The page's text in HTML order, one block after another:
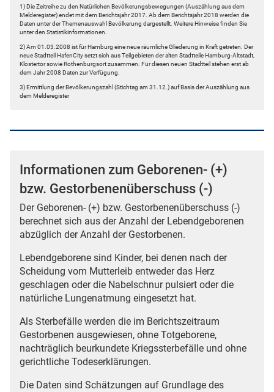
1) Die Zeitreihe zu den Natürlichen Bevölkerungsbewegungen (Auszählung aus dem
Melderegister) endet mit dem Berichtsjahr 2017. Ab dem Berichtsjahr 2018 werden die
Daten unter der Themenauswahl Bevölkerung dargestellt. Weitere Hinweise finden Sie
unter den Statistikinformationen.
2) Am 01.03.2008 ist für Hamburg eine neue räumliche Gliederung in Kraft getreten. Der
neue Stadtteil HafenCity setzt sich aus Teilgebieten der alten Stadtteile Hamburg-Altstadt,
Klostertor sowie Rothenburgsort zusammen. Für diesen neuen Stadtteil stehen erst ab
dem Jahr 2008 Daten zur Verfügung.
3) Ermittlung der Bevölkerungszahl (Stichtag am 31.12.) auf Basis der Auszählung aus
dem Melderegister
Informationen zum Geborenen- (+)
bzw. Gestorbenenüberschuss (-)
Der Geborenen- (+) bzw. Gestorbenenüberschuss (-)
berechnet sich aus der Anzahl der Lebendgeborenen
abzüglich der Anzahl der Gestorbenen.
Lebendgeborene sind Kinder, bei denen nach der
Scheidung vom Mutterleib entweder das Herz
geschlagen oder die Nabelschnur pulsiert oder die
natürliche Lungenatmung eingesetzt hat.
Als Sterbefälle werden die im Berichtszeitraum
Gestorbenen ausgewiesen, ohne Totgeborene,
nachträglich beurkundete Kriegssterbefälle und ohne
gerichtliche Todeserklärungen.
Die Daten sind Schätzungen auf Grundlage des